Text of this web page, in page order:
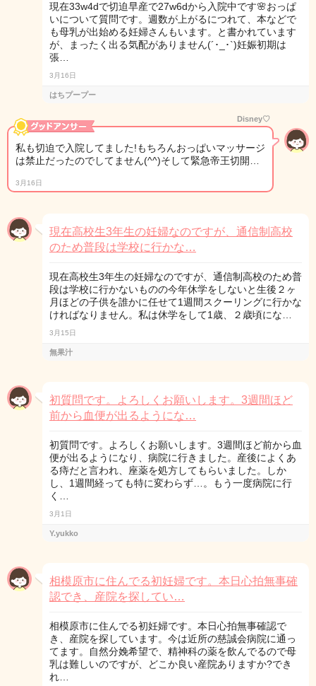
現在33w4dで切迫早産で27w6dから入院中です🌸おっぱ
いについて質問です。週数が上がるにつれて、本などで
も母乳が出始める妊婦さんもいます。と書かれています
が、まったく出る気配がありません(´･_･`)妊娠初期は
張…
3月16日
はちプープー
Disney♡
私も切迫で入院してました!もちろんおっぱいマッサージ
は禁止だったのでしてません(^^)そして緊急帝王切開…
3月16日
現在高校生3年生の妊婦なのですが、通信制高校
のため普段は学校に行かな…
現在高校生3年生の妊婦なのですが、通信制高校のため普
段は学校に行かないものの今年休学をしないと生後２ヶ
月ほどの子供を誰かに任せて1週間スクーリングに行かな
ければなりません。私は休学をして1歳、２歳頃にな…
3月15日
無果汁
初質問です。よろしくお願いします。3週間ほど
前から血便が出るようにな…
初質問です。よろしくお願いします。3週間ほど前から血
便が出るようになり、病院に行きました。産後によくあ
る痔だと言われ、座薬を処方してもらいました。しか
し、1週間経っても特に変わらず…。もう一度病院に行
く…
3月1日
Y.yukko
相模原市に住んでる初妊婦です。本日心拍無事確
認でき、産院を探してい…
相模原市に住んでる初妊婦です。本日心拍無事確認で
き、産院を探しています。今は近所の慈誠会病院に通っ
てます。自然分娩希望で、精神科の薬を飲んでるので母
乳は難しいのですが、どこか良い産院ありますか?でき
れ…